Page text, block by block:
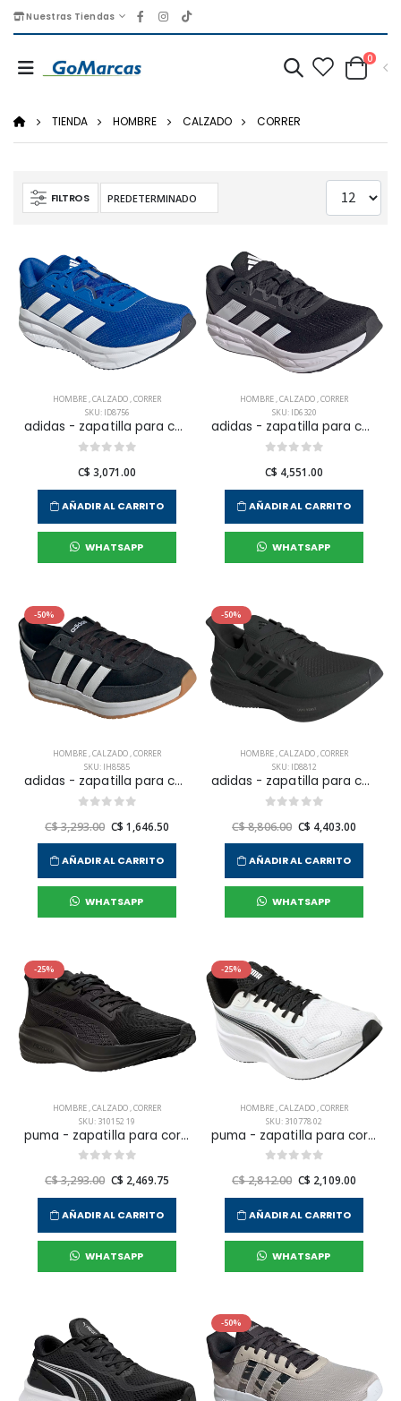
Nuestras Tiendas
0
TIENDA HOMBRE CALZADO CORRER
FILTROS
HOMBRE,CALZADO,CORRER
SKU: ID8756
adidas - zapatilla para correr galaxy 7 para hombre
C$ 3,071.00
AÑADIR AL CARRITO
WHATSAPP
HOMBRE,CALZADO,CORRER
SKU: ID6320
adidas - zapatilla para correr questar 3 para hombre
C$ 4,551.00
AÑADIR AL CARRITO
WHATSAPP
-50%
HOMBRE,CALZADO,CORRER
SKU: IH8585
adidas - zapatilla para correr run 70s 2.0 para hombre
C$ 3,293.00 C$ 1,646.50
AÑADIR AL CARRITO
WHATSAPP
-50%
HOMBRE,CALZADO,CORRER
SKU: ID8812
adidas - zapatilla para correr ultraboost 5 para hombre
C$ 8,806.00 C$ 4,403.00
AÑADIR AL CARRITO
WHATSAPP
-25%
HOMBRE,CALZADO,CORRER
SKU: 310152 19
puma - zapatilla para correr darter pro para hombre
C$ 3,293.00 C$ 2,469.75
AÑADIR AL CARRITO
WHATSAPP
-25%
HOMBRE,CALZADO,CORRER
SKU: 310778 02
puma - zapatilla para correr pounce lite para hombre
C$ 2,812.00 C$ 2,109.00
AÑADIR AL CARRITO
WHATSAPP
-50%